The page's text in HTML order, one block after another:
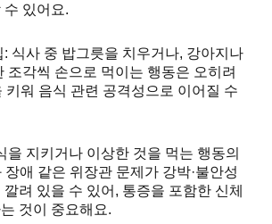
수 있어요.
: 식사 중 밥그릇을 치우거나, 강아지나
조각씩 손으로 먹이는 행동은 오히려
키워 음식 관련 공격성으로 이어질 수
을 지키거나 이상한 것을 먹는 행동의
장애 같은 위장관 문제가 강박·불안성
려 있을 수 있어, 통증을 포함한 신체
것이 중요해요.